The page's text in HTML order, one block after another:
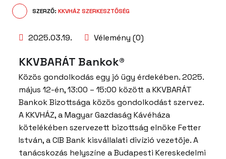
SZERZŐ: KKVHÁZ SZERKESZTŐSÉG
2025.03.19. Vélemény (0)
KKVBARÁT Bankok®
Közös gondolkodás egy jó ügy érdekében. 2025.
május 12-én, 13:00 – 15:00 között a KKVBARÁT
Bankok Bizottsága közös gondolkodást szervez.
A KKVHÁZ, a Magyar Gazdaság Kávéháza
kötelékében szervezett bizottság elnöke Fetter
István, a CIB Bank kisvállalati divízió vezetője. A
tanácskozás helyszíne a Budapesti Kereskedelmi